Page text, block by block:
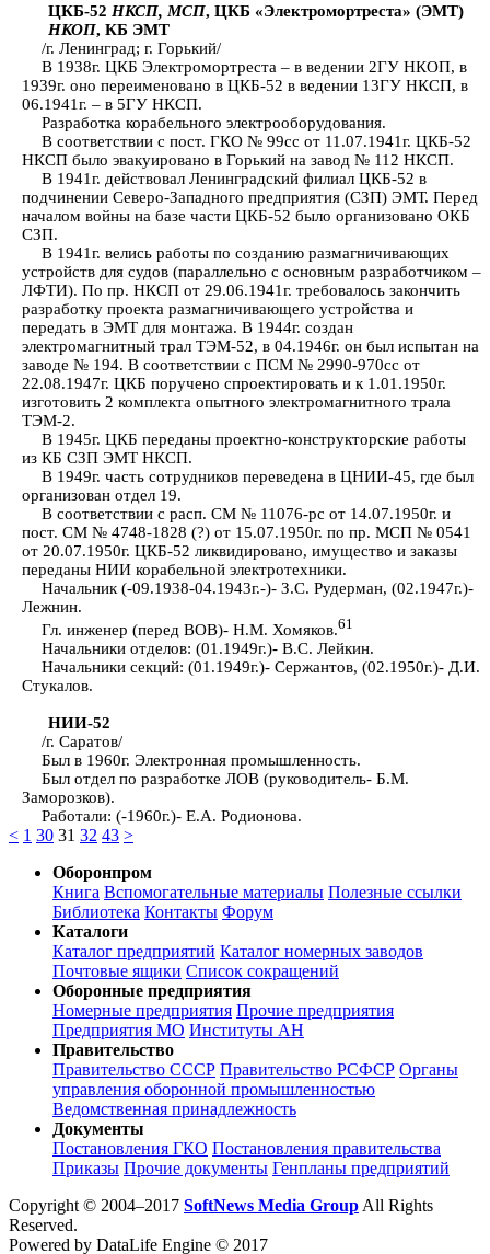
ЦКБ-52 НКСП, МСП, ЦКБ «Электромортреста» (ЭМТ)
НКОП, КБ ЭМТ
/г. Ленинград; г. Горький/
В 1938г. ЦКБ Электромортреста – в ведении 2ГУ НКОП, в
1939г. оно переименовано в ЦКБ-52 в ведении 13ГУ НКСП, в
06.1941г. – в 5ГУ НКСП.
Разработка корабельного электрооборудования.
В соответствии с пост. ГКО № 99сс от 11.07.1941г. ЦКБ-52
НКСП было эвакуировано в Горький на завод № 112 НКСП.
В 1941г. действовал Ленинградский филиал ЦКБ-52 в
подчинении Северо-Западного предприятия (СЗП) ЭМТ. Перед
началом войны на базе части ЦКБ-52 было организовано ОКБ
СЗП.
В 1941г. велись работы по созданию размагничивающих
устройств для судов (параллельно с основным разработчиком –
ЛФТИ). По пр. НКСП от 29.06.1941г. требовалось закончить
разработку проекта размагничивающего устройства и
передать в ЭМТ для монтажа. В 1944г. создан
электромагнитный трал ТЭМ-52, в 04.1946г. он был испытан на
заводе № 194. В соответствии с ПСМ № 2990-970сс от
22.08.1947г. ЦКБ поручено спроектировать и к 1.01.1950г.
изготовить 2 комплекта опытного электромагнитного трала
ТЭМ-2.
В 1945г. ЦКБ переданы проектно-конструкторские работы
из КБ СЗП ЭМТ НКСП.
В 1949г. часть сотрудников переведена в ЦНИИ-45, где был
организован отдел 19.
В соответствии с расп. СМ № 11076-рс от 14.07.1950г. и
пост. СМ № 4748-1828 (?) от 15.07.1950г. по пр. МСП № 0541
от 20.07.1950г. ЦКБ-52 ликвидировано, имущество и заказы
переданы НИИ корабельной электротехники.
Начальник (-09.1938-04.1943г.-)- З.С. Рудерман, (02.1947г.)-
Лежнин.
Гл. инженер (перед ВОВ)- Н.М. Хомяков.61
Начальники отделов: (01.1949г.)- В.С. Лейкин.
Начальники секций: (01.1949г.)- Сержантов, (02.1950г.)- Д.И.
Стукалов.
НИИ-52
/г. Саратов/
Был в 1960г. Электронная промышленность.
Был отдел по разработке ЛОВ (руководитель- Б.М.
Заморозков).
Работали: (-1960г.)- Е.А. Родионова.
< 1 30 31 32 43 >
Оборонпром
Книга Вспомогательные материалы Полезные ссылки
Библиотека Контакты Форум
Каталоги
Каталог предприятий Каталог номерных заводов
Почтовые ящики Список сокращений
Оборонные предприятия
Номерные предприятия Прочие предприятия
Предприятия МО Институты АН
Правительство
Правительство СССР Правительство РСФСР Органы
управления оборонной промышленностью
Ведомственная принадлежность
Документы
Постановления ГКО Постановления правительства
Приказы Прочие документы Генпланы предприятий
Copyright © 2004–2017 SoftNews Media Group All Rights
Reserved.
Powered by DataLife Engine © 2017